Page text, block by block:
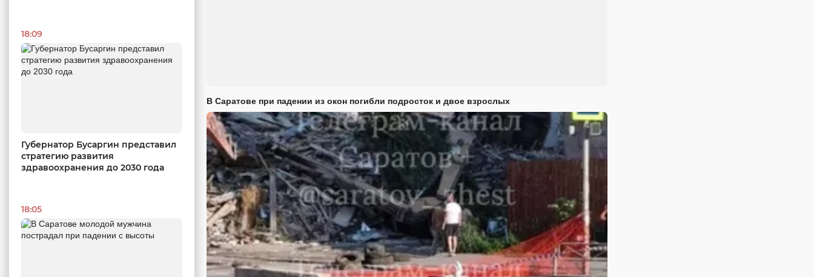
18:09
Губернатор Бусаргин представил
стратегию развития
здравоохранения до 2030 года
18:05
В Саратове при падении из окон погибли подросток и двое взрослых